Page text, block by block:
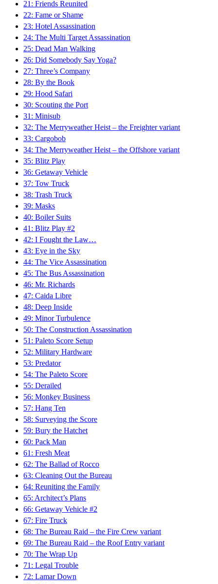
21: Friends Reunited
22: Fame or Shame
23: Hotel Assassination
24: The Multi Target Assassination
25: Dead Man Walking
26: Did Somebody Say Yoga?
27: Three’s Company
28: By the Book
29: Hood Safari
30: Scouting the Port
31: Minisub
32: The Merryweather Heist – the Freighter variant
33: Cargobob
34: The Merryweather Heist – the Offshore variant
35: Blitz Play
36: Getaway Vehicle
37: Tow Truck
38: Trash Truck
39: Masks
40: Boiler Suits
41: Blitz Play #2
42: I Fought the Law…
43: Eye in the Sky
44: The Vice Assassination
45: The Bus Assassination
46: Mr. Richards
47: Caida Libre
48: Deep Inside
49: Minor Turbulence
50: The Construction Assassination
51: Paleto Score Setup
52: Military Hardware
53: Predator
54: The Paleto Score
55: Derailed
56: Monkey Business
57: Hang Ten
58: Surveying the Score
59: Bury the Hatchet
60: Pack Man
61: Fresh Meat
62: The Ballad of Rocco
63: Cleaning Out the Bureau
64: Reuniting the Family
65: Architect’s Plans
66: Getaway Vehicle #2
67: Fire Truck
68: The Bureau Raid – the Fire Crew variant
69: The Bureau Raid – the Roof Entry variant
70: The Wrap Up
71: Legal Trouble
72: Lamar Down